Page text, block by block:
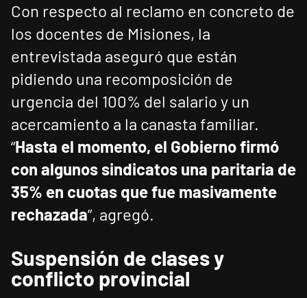
Con respecto al reclamo en concreto de
los docentes de Misiones, la
entrevistada aseguró que están
pidiendo una recomposición de
urgencia del 100% del salario y un
acercamiento a la canasta familiar.
“Hasta el momento, el Gobierno firmó
con algunos sindicatos una paritaria de
35% en cuotas que fue masivamente
rechazada”, agregó.
Suspensión de clases y
conflicto provincial